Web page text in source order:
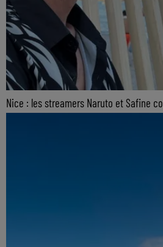
Nice : les streamers Naruto et Safine